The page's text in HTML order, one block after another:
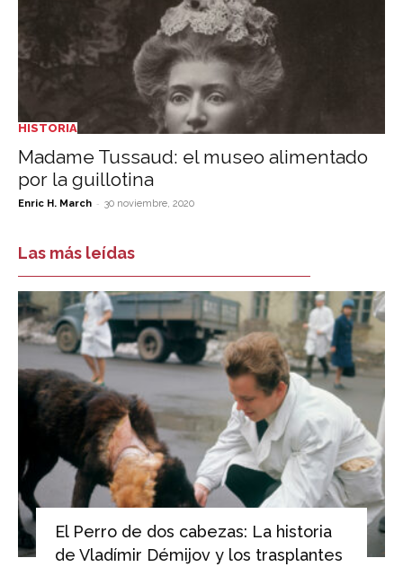
HISTORIA
Madame Tussaud: el museo alimentado
por la guillotina
Enric H. March - 30 noviembre, 2020
Las más leídas
El Perro de dos cabezas: La historia
de Vladímir Démijov y los trasplantes